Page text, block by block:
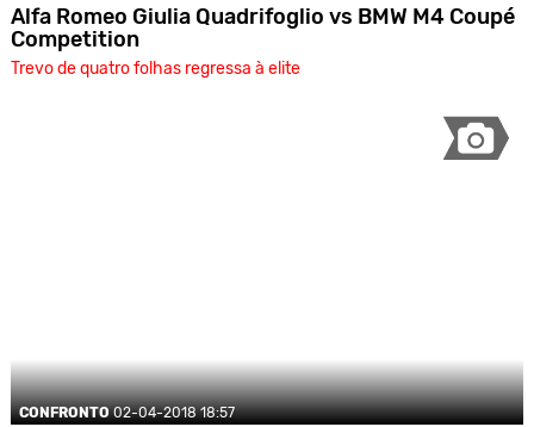
Alfa Romeo Giulia Quadrifoglio vs BMW M4 Coupé
Competition
Trevo de quatro folhas regressa à elite
CONFRONTO 02-04-2018 18:57